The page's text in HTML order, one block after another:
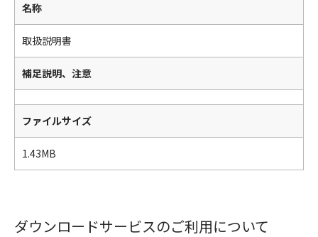
名称
取扱説明書
補足説明、注意
ファイルサイズ
1.43MB
ダウンロードサービスのご利用について